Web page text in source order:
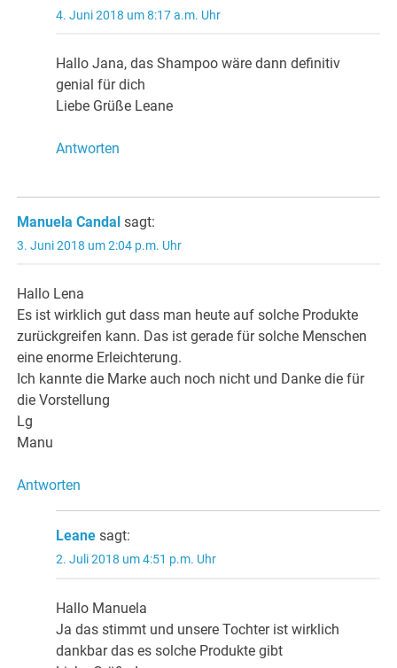
4. Juni 2018 um 8:17 a.m. Uhr
Hallo Jana, das Shampoo wäre dann definitiv
genial für dich
Liebe Grüße Leane
Antworten
Manuela Candal sagt:
3. Juni 2018 um 2:04 p.m. Uhr
Hallo Lena
Es ist wirklich gut dass man heute auf solche Produkte
zurückgreifen kann. Das ist gerade für solche Menschen
eine enorme Erleichterung.
Ich kannte die Marke auch noch nicht und Danke die für
die Vorstellung
Lg
Manu
Antworten
Leane sagt:
2. Juli 2018 um 4:51 p.m. Uhr
Hallo Manuela
Ja das stimmt und unsere Tochter ist wirklich
dankbar das es solche Produkte gibt